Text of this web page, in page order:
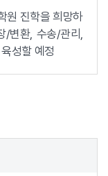
원 진학을 희망하
/변환, 수송/관리,
성할 예정